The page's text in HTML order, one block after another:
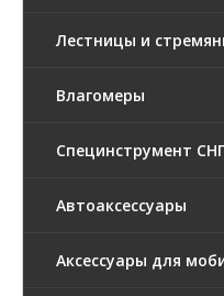
Лестницы и
Влагомеры
Специнструмент СНГ
Автоаксессуары
Аксессуары для